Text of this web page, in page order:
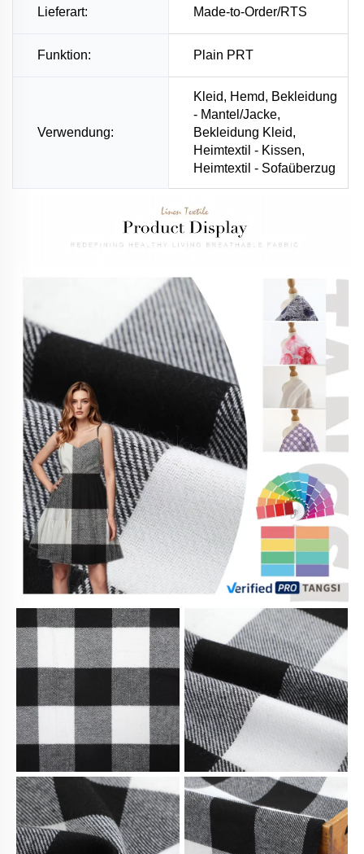
Lieferart: Made-to-Order/RTS
Funktion: Plain PRT
Verwendung:
Kleid, Hemd, Bekleidung
- Mantel/Jacke,
Bekleidung Kleid,
Heimtextil - Kissen,
Heimtextil - Sofaüberzug